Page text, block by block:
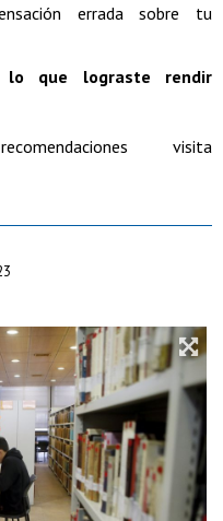
errada sobre tu
lo que lograste rendir
visita